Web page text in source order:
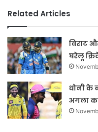
Related Articles
विराट
घरेलू
धोनी के
अगला